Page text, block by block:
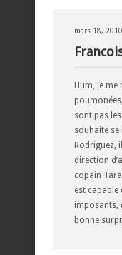
mars 18, 2010
Hum, je me
sont pas
souhaite se
Rodriguez,
direction
copain
est capable
imposants,
bonne